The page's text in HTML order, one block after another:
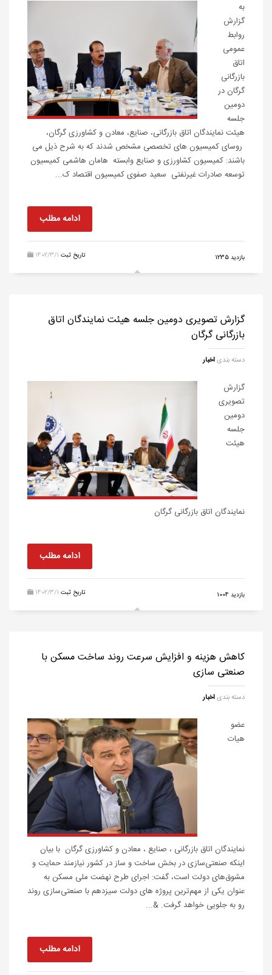
به
گزارش
روابط
عمومی
اتاق
بازرگانی
گرگان در
دومین
جلسه
هیئت نمایندگان اتاق بازرگانی، صنایع، معادن و کشاورزی گرگان،
روسای کمیسیون های تخصصی مشخص شدند که به شرح ذیل می
باشند: کمیسیون کشاورزی و صنایع وابسته هامان هاشمی کمیسیون
توسعه صادرات غیرنفتی سعید صفوی کمیسیون اقتصاد ک...
ادامه مطلب
1402/3/1 تاریخ ثبت بازدید 1235
گزارش تصویری دومین جلسه هیئت نمایندگان اتاق
بازرگانی گرگان
دسته بندیاخبار
گزارش
تصویری
دومین
جلسه
هیئت
نمایندگان اتاق بازرگانی گرگان
ادامه مطلب
1402/3/1 تاریخ ثبت بازدید 1004
کاهش هزینه و افزایش سرعت روند ساخت مسکن با
صنعتی سازی
دسته بندیاخبار
عضو
هیات
نمایندگان اتاق بازرگانی ، صنایع ، معادن و کشاورزی گرگان با بیان
اینکه صنعتی‌سازی در بخش ساخت و ساز در کشور نیازمند حمایت و
مشوق‌های دولت است، گفت: اجرای طرح نهضت ملی مسکن به
عنوان یکی از مهم‌ترین پروژه های دولت سیزدهم با صنعتی‌سازی روند
رو به جلویی خواهد گرفت. &...
ادامه مطلب